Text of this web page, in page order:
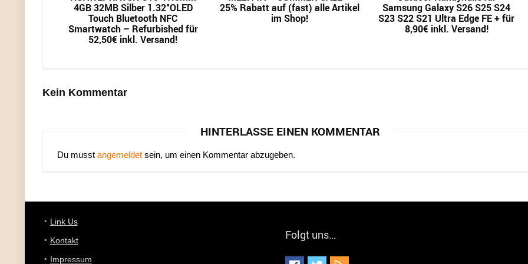
4GB 32MB Silber 1.32″OLED
Touch Bluetooth NFC
Smartwatch – Refurbished für
52,50€ inkl. Versand!
25% Rabatt auf (fast) alle Artikel
im Shop!
Samsung Galaxy S26 S25 S24
S23 S22 S21 Ultra Edge FE + für
8,90€ inkl. Versand!
Kein Kommentar
HINTERLASSE EINEN KOMMENTAR
Du musst angemeldet sein, um einen Kommentar abzugeben.
Link Us
Kontakt
Impressum
Folgt uns…